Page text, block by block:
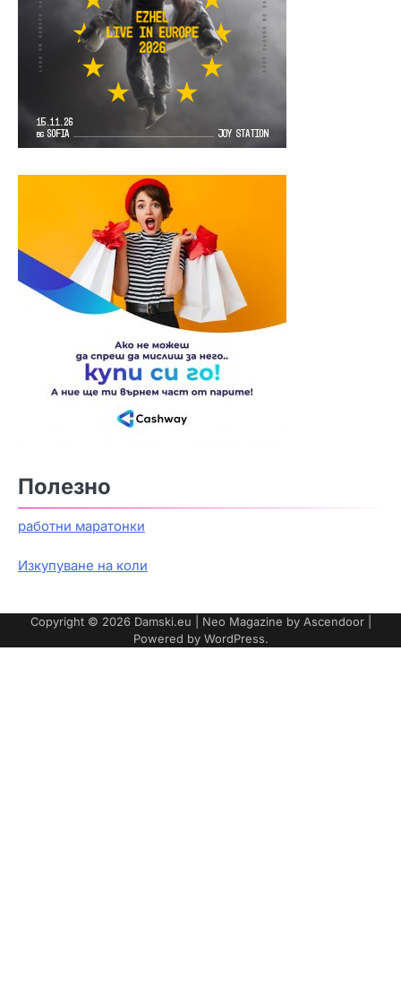
Полезно
работни маратонки
Изкупуване на коли
Copyright © 2026 Damski.eu | Neo Magazine by Ascendoor|
Powered by WordPress.